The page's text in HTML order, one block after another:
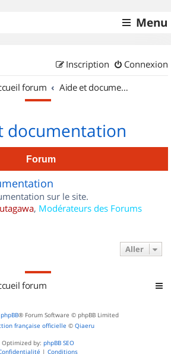
Menu
Connexion
Inscription
forum Aide et documentation
documentation
Forum
sur le site.
utagawa, Modérateurs des Forums
Aller
forum
phpBB® Forum Software © phpBB Limited
française officielle © Qiaeru
Optimized by: phpBB SEO
| Conditions